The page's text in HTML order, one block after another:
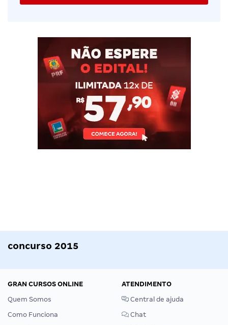
concurso 2015
GRAN CURSOS ONLINE
Quem Somos
Como Funciona
ATENDIMENTO
Central de ajuda
Chat